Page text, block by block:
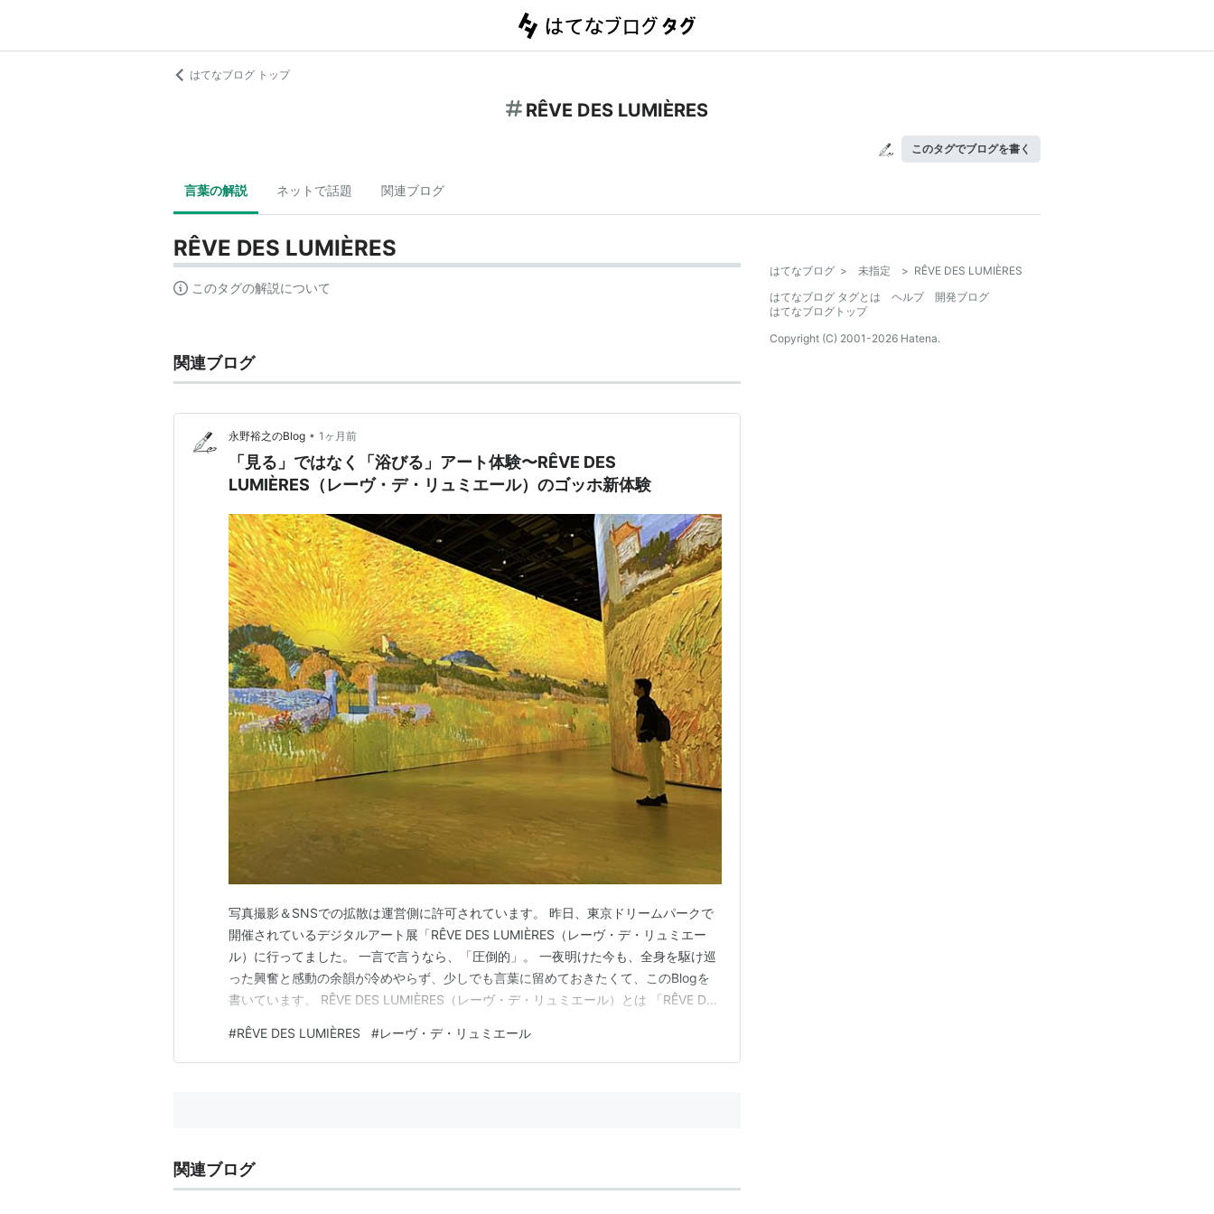
はてなブログ トップ
RÊVE DES LUMIÈRES
このタグでブログを書く
言葉の解説 ネットで話題 関連ブログ
RÊVE DES LUMIÈRES
このタグの解説について
関連ブログ
永野裕之のBlog • 1ヶ月前
「見る」ではなく「浴びる」アート体験〜RÊVE DES
LUMIÈRES（レーヴ・デ・リュミエール）のゴッホ新体験
写真撮影＆SNSでの拡散は運営側に許可されています。 昨日、東京ドリームパークで
開催されているデジタルアート展「RÊVE DES LUMIÈRES（レーヴ・デ・リュミエー
ル）に行ってました。 一言で言うなら、「圧倒的」。 一夜明けた今も、全身を駆け巡
った興奮と感動の余韻が冷めやらず、少しでも言葉に留めておきたくて、このBlogを
書いています。 RÊVE DES LUMIÈRES（レーヴ・デ・リュミエール）とは 「RÊVE DES
したばかりの、没入型デジタルアート施設です。名称はフランス語で…
#RÊVE DES LUMIÈRES #レーヴ・デ・リュミエール
関連ブログ
はてなブログ > 未指定 > RÊVE DES LUMIÈRES
はてなブログ タグとは
ヘルプ
開発ブログ
はてなブログトップ
Copyright (C) 2001-2026 Hatena.